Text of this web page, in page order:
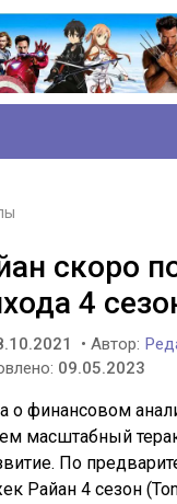
скоро
4
• Автор:
09.05.2023
о финансовом
масштабный
По
Райан 4 сезон